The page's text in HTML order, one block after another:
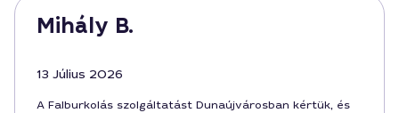
Mihály B.
13 Július 2026
A Falburkolás szolgáltatást Dunaújvárosban kértük, és